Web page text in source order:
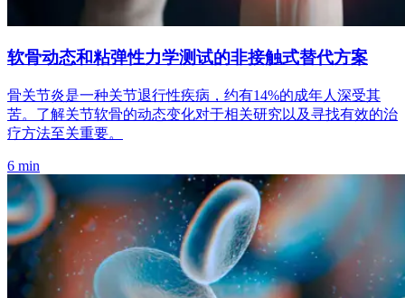
软骨动态和粘弹性力学测试的非接触式替代方案
骨关节炎是一种关节退行性疾病，约有14%的成年人深受其
苦。了解关节软骨的动态变化对于相关研究以及寻找有效的治
疗方法至关重要。
6 min